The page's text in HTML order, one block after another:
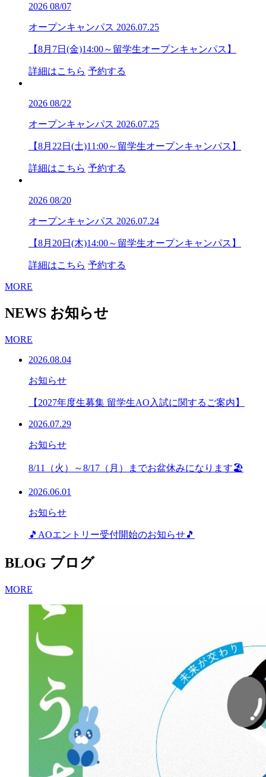
2026 08/07
オープンキャンパス 2026.07.25
【8月7日(金)14:00～留学生オープンキャンパス】
詳細はこちら 予約する
2026 08/22
オープンキャンパス 2026.07.25
【8月22日(土)11:00～留学生オープンキャンパス】
詳細はこちら 予約する
2026 08/20
オープンキャンパス 2026.07.24
【8月20日(木)14:00～留学生オープンキャンパス】
詳細はこちら 予約する
MORE
NEWS お知らせ
MORE
2026.08.04
お知らせ
【2027年度生募集 留学生AO入試に関するご案内】
2026.07.29
お知らせ
8/11（火）～8/17（月）までお盆休みになります🏖
2026.06.01
お知らせ
🎵AOエントリー受付開始のお知らせ🎵
BLOG ブログ
MORE